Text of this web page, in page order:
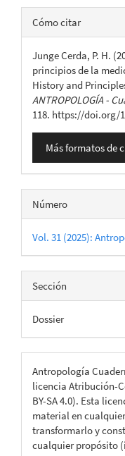
Detalles
del
artículo
Cómo citar
Junge Cerda, P. H.
principios de la
History and
ANTROPOLOGÍA -
118. https://doi.org/
Más formatos de
Número
Vol. 31 (2025):
Sección
Dossier
Antropología
licencia Atribución-
BY-SA 4.0). Esta
material en
transformarlo y
cualquier propósito